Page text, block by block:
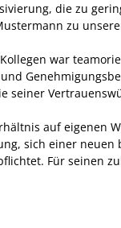
die zu
zu
war
seiner
auf eigenen
sich einer
Für seinen